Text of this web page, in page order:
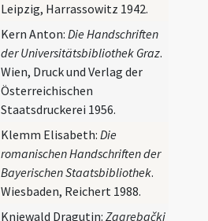
Leipzig, Harrassowitz 1942.
Kern Anton:Die Handschriften
der Universitätsbibliothek Graz.
Wien, Druck und Verlag der
Österreichischen
Staatsdruckerei 1956.
Klemm Elisabeth:Die
romanischen Handschriften der
Bayerischen Staatsbibliothek.
Wiesbaden, Reichert 1988.
Kniewald Dragutin:Zagrebački